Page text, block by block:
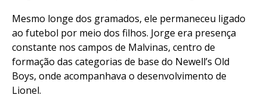
Mesmo longe dos gramados, ele permaneceu ligado
ao futebol por meio dos filhos. Jorge era presença
constante nos campos de Malvinas, centro de
formação das categorias de base do Newell’s Old
Boys, onde acompanhava o desenvolvimento de
Lionel.